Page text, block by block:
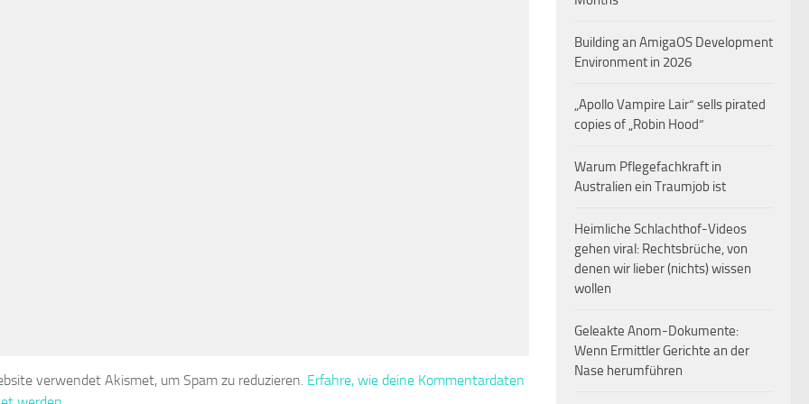
verwendet Akismet, um Spam zu reduzieren. Erfahre, wie deine Kommentardaten
Building an AmigaOS Development
Environment in 2026
„Apollo Vampire Lair“ sells pirated
copies of „Robin Hood“
Warum Pflegefachkraft in
Australien ein Traumjob ist
Heimliche Schlachthof-Videos
gehen viral: Rechtsbrüche, von
denen wir lieber (nichts) wissen
wollen
Geleakte Anom-Dokumente:
Wenn Ermittler Gerichte an der
Nase herumführen